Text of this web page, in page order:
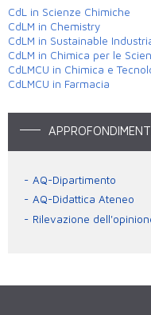
CdL in Scienze Chimiche
CdLM in Chemistry
CdLM in Sustainable
CdLM in Chimica per le
CdLMCU in Chimica e
CdLMCU in Farmacia
AQ-Dipartimento
AQ-Didattica Ateneo
Rilevazione